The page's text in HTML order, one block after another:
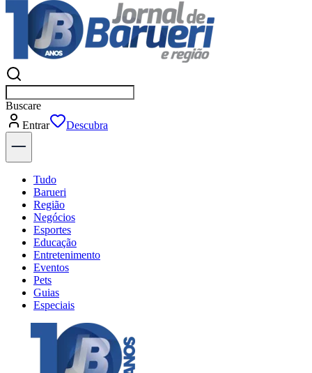
Buscarempresas em Barueri
Entrar
Tudo
Barueri
Região
Negócios
Esportes
Educação
Entretenimento
Eventos
Pets
Guias
Especiais
Explore Tudo
Últimas Notícias
Previsão do Tempo
Trânsito e Rotas